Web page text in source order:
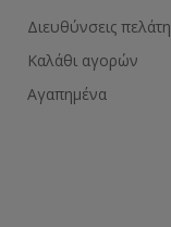
Διευθύνσεις πελάτη
Καλάθι αγορών
Αγαπημένα